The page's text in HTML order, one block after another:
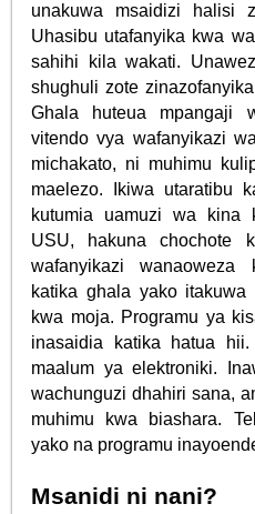
unakuwa msaidizi halisi
Uhasibu utafanyika kwa
sahihi kila wakati.
shughuli zote
Ghala huteua mpangaji
vitendo vya wafanyikazi
michakato, ni muhimu
maelezo. Ikiwa utaratibu
kutumia uamuzi wa kina
USU, hakuna chochote
wafanyikazi wanaoweza
katika ghala yako
kwa moja. Programu ya
inasaidia katika hatua
maalum ya elektroniki.
wachunguzi dhahiri sana,
muhimu kwa biashara.
yako na programu
Msanidi ni nani?